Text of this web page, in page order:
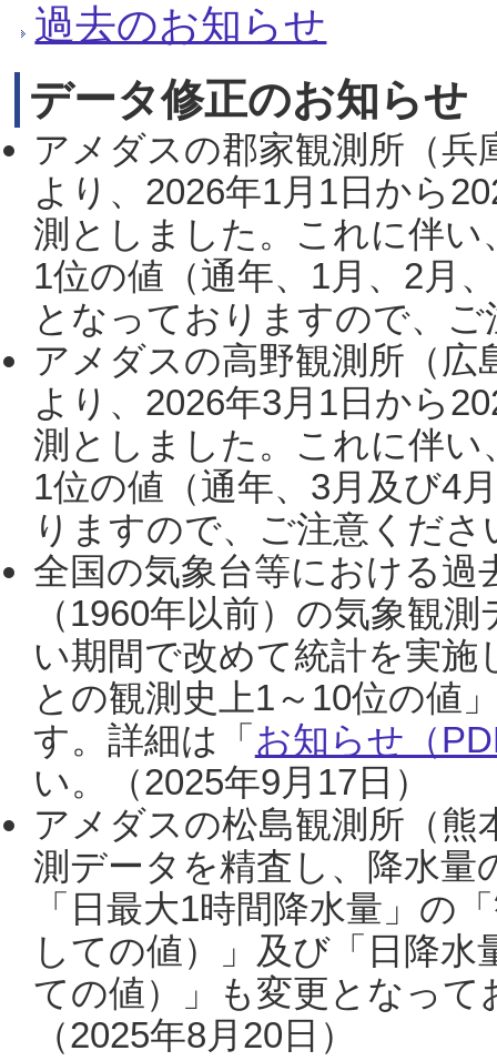
過去のお知らせ
データ修正のお知らせ
アメダスの郡家観測所（
より、2026年1月1日から
測としました。これに伴い
1位の値（通年、1月、2月
となっておりますので、
アメダスの高野観測所（
より、2026年3月1日から
測としました。これに伴い
1位の値（通年、3月及び4
りますので、ご注意くだ
全国の気象台等における過
（1960年以前）の気象観
い期間で改めて統計を実
との観測史上1～10位の値
す。詳細は「 お知らせ（
い。（2025年9月17日）
アメダスの松島観測所（熊
測データを精査し、降水
「日最大1時間降水量」の
しての値）」及び「日降
ての値）」も変更となっ
（2025年8月20日）